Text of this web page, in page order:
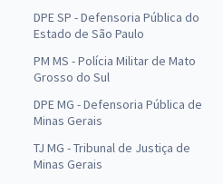
DPE SP - Defensoria Pública do
Estado de São Paulo
PM MS - Polícia Militar de Mato
Grosso do Sul
DPE MG - Defensoria Pública de
Minas Gerais
TJ MG - Tribunal de Justiça de
Minas Gerais